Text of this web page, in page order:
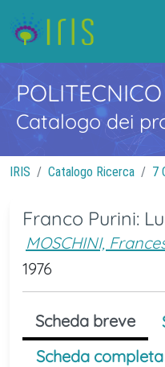
Catalogo dei
IRIS Catalogo Ricerca 7
Franco Purini:
MOSCHINI,
1976
Scheda breve
Scheda